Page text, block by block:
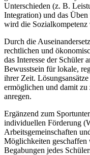
Unterschieden (z. B.
Integration) und das
wird die Sozialkompetenz
Durch die
rechtlichen und
das Interesse der Schüler
Bewusstsein für lokale,
ihrer Zeit.
ermöglichen und damit
anregen.
Ergänzend zum
individuellen Förderung
Arbeitsgemeinschaften
Möglichkeiten geschaffen
Begabungen jedes